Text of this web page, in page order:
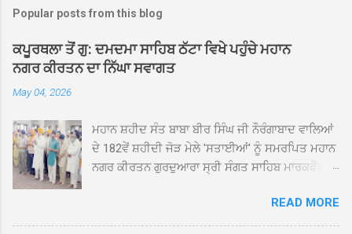
Popular posts from this blog
ਕਪੂਰਥਲਾ ਤੋਂ ਗੁ: ਦਮਦਮਾ ਸਾਹਿਬ ਠੱਟਾ ਵਿਖੇ ਪਹੁੰਚੇ ਮਹਾਨ
ਨਗਰ ਕੀਰਤਨ ਦਾ ਨਿੱਘਾ ਸਵਾਗਤ
May 04, 2026
ਮਹਾਨ ਸ਼ਹੀਦ ਸੰਤ ਬਾਬਾ ਬੀਰ ਸਿੰਘ ਜੀ ਨੌਰੰਗਾਬਾਦ ਵਾਲਿਆਂ
ਦੇ 182ਵੇਂ ਸ਼ਹੀਦੀ ਜੋੜ ਮੇਲੇ 'ਸਤਾਈਆਂ' ਨੂੰ ਸਮਰਪਿਤ ਮਹਾਨ
ਨਗਰ ਕੀਰਤਨ ਗੁਰਦੁਆਰਾ ਸ੍ਰੀ ਸੰਗਤ ਸਾਹਿਬ ਮਾਰਕਫੈੱਡ
ਸਰਪ੍ਰਸਤੀ ਹੇਠ, ਪੰਜ ਪਿਆਰਿਆਂ ਦੀ ਅਗਵਾਈ ਵਿੱਚ
ਮਹੱਲਾ ਸੰਤਪੁਰਾ ਤੋਂ ਪ੍ਰਾਰੰਭ ਹੋ ਕੇ ਪਿੰਡ ਭਗਤਪੁਰ,
READ MORE